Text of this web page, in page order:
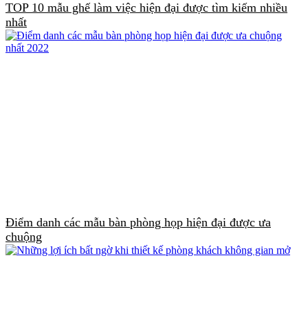
TOP 10 mẫu ghế làm việc hiện đại được tìm kiếm nhiều
nhất
Điểm danh các mẫu bàn phòng họp hiện đại được ưa
chuộng